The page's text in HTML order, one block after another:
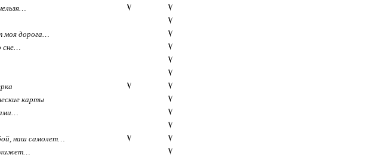
моя дорога…
сне…
карты
наш самолет…
лижет…